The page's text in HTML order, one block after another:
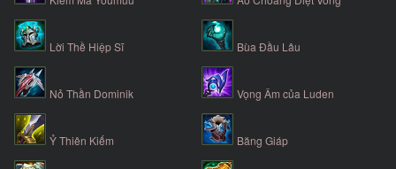
Lời Thề Hiệp Sĩ Bùa Đầu Lâu
Nỏ Thần Dominik Vọng Âm của Luden
Ỷ Thiên Kiếm Băng Giáp